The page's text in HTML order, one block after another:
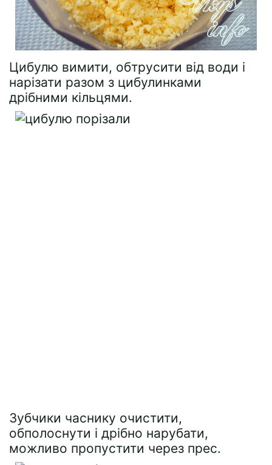
Цибулю вимити, обтрусити від води і
нарізати разом з цибулинками
дрібними кільцями.
Зубчики часнику очистити,
обполоснути і дрібно нарубати,
можливо пропустити через прес.